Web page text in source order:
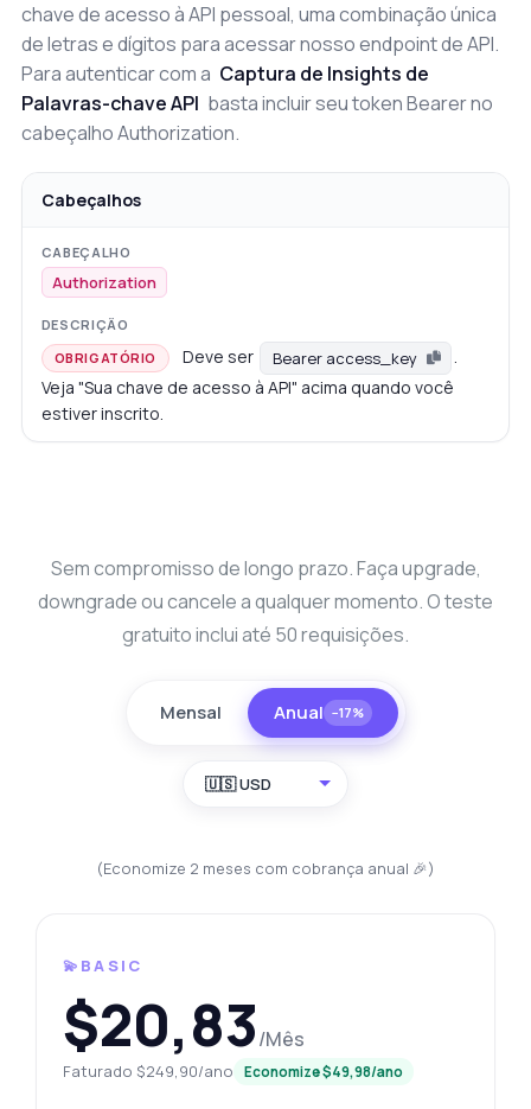
chave de acesso à API pessoal, uma combinação única
de letras e dígitos para acessar nosso endpoint de API.
Para autenticar com a Captura de Insights de
Palavras-chave API basta incluir seu token Bearer no
cabeçalho Authorization.
Cabeçalhos
Authorization
OBRIGATÓRIO Deve ser Bearer access_key
.
Veja "Sua chave de acesso à API" acima quando você
estiver inscrito.
Sem compromisso de longo prazo. Faça upgrade,
downgrade ou cancele a qualquer momento. O teste
gratuito inclui até 50 requisições.
Mensal Anual −17%
🇺🇸 USD
(Economize 2 meses com cobrança anual 🎉)
💫BASIC
$20,83/Mês
Faturado $249,90/ano Economize $49,98/ano